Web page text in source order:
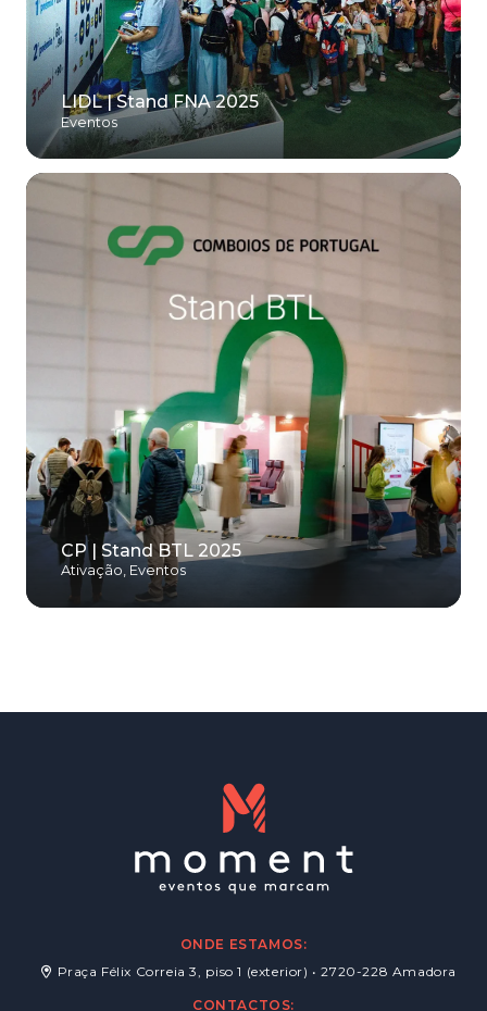
LIDL | Stand FNA 2025
Eventos
CP | Stand BTL 2025
Ativação, Eventos
ONDE ESTAMOS:
Praça Félix Correia 3, piso 1 (exterior) • 2720-228 Amadora
CONTACTOS: